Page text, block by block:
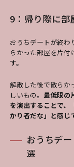
9：帰り際に部
おうちデートが終わ
らかった部屋を片付
す。
解散した後で散らか
しいもの。 最低限の
を演出することで、
かり者だな」と感じ
おうちデ
選